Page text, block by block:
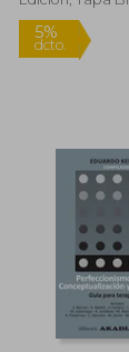
Nuevo
5%
dcto.